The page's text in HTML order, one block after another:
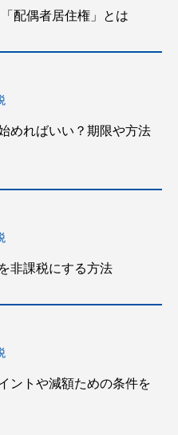
配偶者居住権」とは
めればいい？期限や方法
非課税にする方法
ントや減額ための条件を